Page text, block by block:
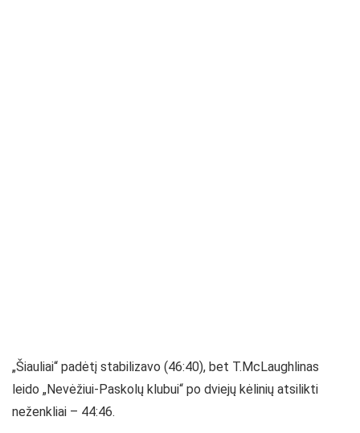
„Šiauliai“ padėtį stabilizavo (46:40), bet T.McLaughlinas
leido „Nevėžiui-Paskolų klubui“ po dviejų kėlinių atsilikti
neženkliai – 44:46.